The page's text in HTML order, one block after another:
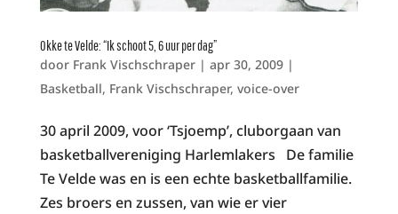
Okke te Velde: “Ik schoot 5, 6 uur per dag”
door Frank Vischschraper| apr 30, 2009|
Basketball, Frank Vischschraper, voice-over
30 april 2009, voor ‘Tsjoemp’, cluborgaan van
basketballvereniging Harlemlakers De familie
Te Velde was en is een echte basketballfamilie.
Zes broers en zussen, van wie er vier